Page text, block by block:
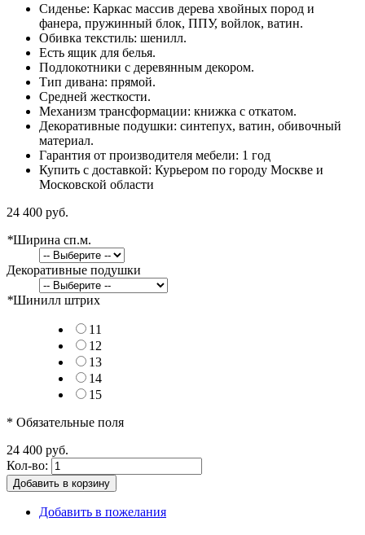
Сиденье: Каркас массив дерева хвойных пород и
фанера, пружинный блок, ППУ, войлок, ватин.
Обивка текстиль: шенилл.
Есть ящик для белья.
Подлокотники с деревянным декором.
Тип дивана: прямой.
Средней жесткости.
Механизм трансформации: книжка с откатом.
Декоративные подушки: синтепух, ватин, обивочный
материал.
Гарантия от производителя мебели: 1 год
Купить с доставкой: Курьером по городу Москве и
Московской области
24 400 руб.
*Ширина сп.м.
Декоративные подушки
*Шинилл штрих
11
12
13
14
15
* Обязательные поля
24 400 руб.
Кол-во:
Добавить в корзину
Добавить в пожелания